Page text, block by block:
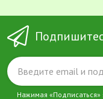
Нажимая «Подписаться»